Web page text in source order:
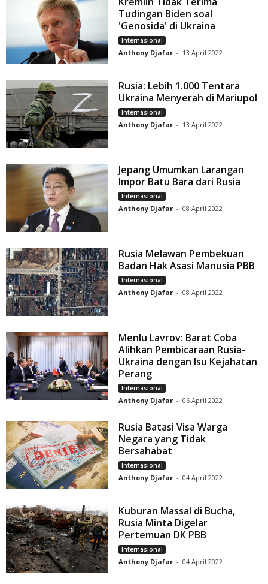
Tudingan Biden soal
'Genosida' di Ukraina
Internasional
Anthony Djafar - 13 April 2022
Rusia: Lebih 1.000 Tentara
Ukraina Menyerah di Mariupol
Internasional
Anthony Djafar - 13 April 2022
Jepang Umumkan Larangan
Impor Batu Bara dari Rusia
Internasional
Anthony Djafar - 08 April 2022
Rusia Melawan Pembekuan
Badan Hak Asasi Manusia PBB
Internasional
Anthony Djafar - 08 April 2022
Menlu Lavrov: Barat Coba
Alihkan Pembicaraan Rusia-
Ukraina dengan Isu Kejahatan
Perang
Internasional
Anthony Djafar - 06 April 2022
Rusia Batasi Visa Warga
Negara yang Tidak
Bersahabat
Internasional
Anthony Djafar - 04 April 2022
Kuburan Massal di Bucha,
Rusia Minta Digelar
Pertemuan DK PBB
Internasional
Anthony Djafar - 04 April 2022